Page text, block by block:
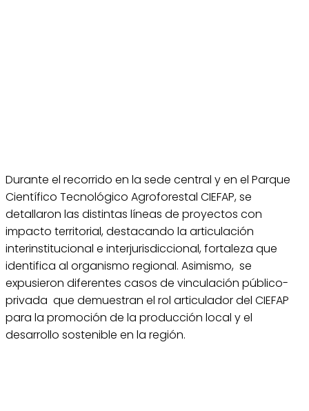
Durante el recorrido en la sede central y en el Parque
Científico Tecnológico Agroforestal CIEFAP, se
detallaron las distintas líneas de proyectos con
impacto territorial, destacando la articulación
interinstitucional e interjurisdiccional, fortaleza que
identifica al organismo regional. Asimismo, se
expusieron diferentes casos de vinculación público-
privada que demuestran el rol articulador del CIEFAP
para la promoción de la producción local y el
desarrollo sostenible en la región.